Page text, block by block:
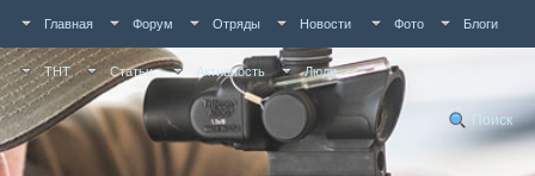
Главная Форум Отряды Новости Фото Блоги
ТНТ Статьи Активность Люди
Поиск